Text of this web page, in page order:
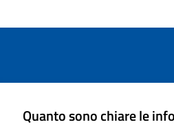
Quanto sono chiare le